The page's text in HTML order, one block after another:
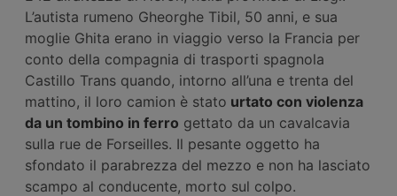
L’autista rumeno Gheorghe Tibil, 50 anni, e sua
moglie Ghita erano in viaggio verso la Francia per
conto della compagnia di trasporti spagnola
Castillo Trans quando, intorno all’una e trenta del
mattino, il loro camion è stato urtato con violenza
da un tombino in ferro gettato da un cavalcavia
sulla rue de Forseilles. Il pesante oggetto ha
sfondato il parabrezza del mezzo e non ha lasciato
scampo al conducente, morto sul colpo.